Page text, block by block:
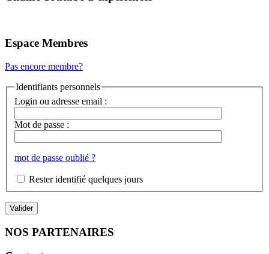
Espace Membres
Pas encore membre?
Identifiants personnels
Login ou adresse email :
Mot de passe :
mot de passe oublié ?
Rester identifié quelques jours
NOS PARTENAIRES